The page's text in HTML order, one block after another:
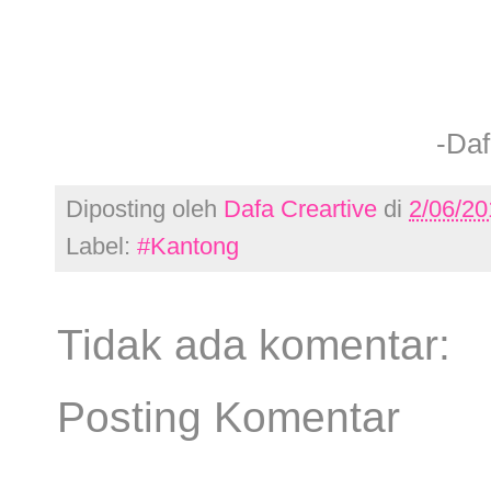
-
Diposting oleh Dafa Creartive di 2/06/
Label: #Kantong
Tidak ada komentar:
Posting Komentar